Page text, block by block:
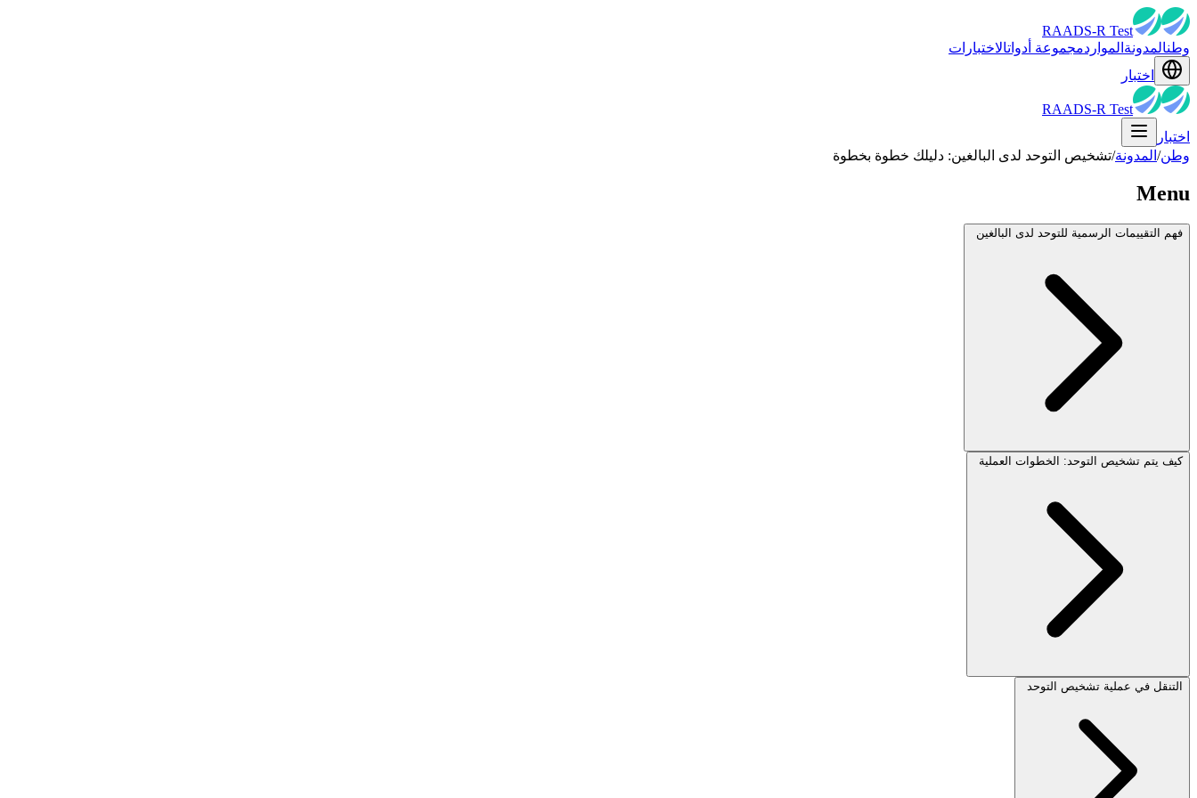
RAADS-R Test
وطنالمدونة المواردمجموعة أدواتالاختبارات
اختبار
RAADS-R Test
اختبار
وطن/ المدونة/تشخيص التوحد لدى البالغين: دليلك خطوة بخطوة
Menu
فهم التقييمات الرسمية للتوحد لدى البالغين
كيف يتم تشخيص التوحد: الخطوات العملية
التنقل في عملية تشخيص التوحد